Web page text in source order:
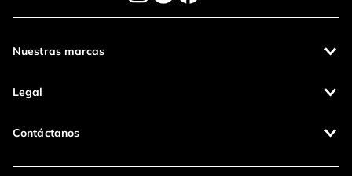
Nuestras marcas
Legal
Contáctanos